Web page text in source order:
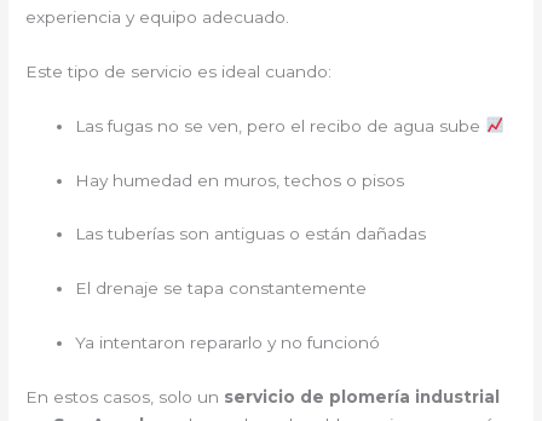
experiencia y equipo adecuado.
Este tipo de servicio es ideal cuando:
Las fugas no se ven, pero el recibo de agua sube
Hay humedad en muros, techos o pisos
Las tuberías son antiguas o están dañadas
El drenaje se tapa constantemente
Ya intentaron repararlo y no funcionó
En estos casos, solo un servicio de plomería industrial